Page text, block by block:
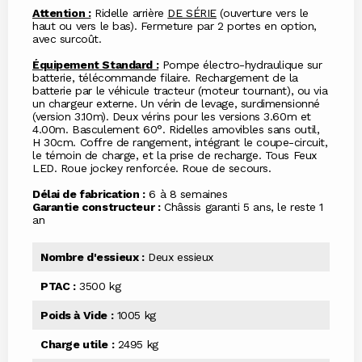
Attention :Ridelle arrière DE SÉRIE(ouverture vers le
haut ou vers le bas). Fermeture par 2 portes en option,
avec surcoût.
Équipement Standard :Pompe électro-hydraulique sur
batterie, télécommande filaire. Rechargement de la
batterie par le véhicule tracteur (moteur tournant), ou via
un chargeur externe. Un vérin de levage, surdimensionné
(version 3.10m). Deux vérins pour les versions 3.60m et
4.00m. Basculement 60°. Ridelles amovibles sans outil,
H 30cm. Coffre de rangement, intégrant le coupe-circuit,
le témoin de charge, et la prise de recharge. Tous Feux
LED. Roue jockey renforcée. Roue de secours.
Délai de fabrication :6 à 8 semaines
Garantie constructeur :Châssis garanti 5 ans, le reste 1
an
Nombre d'essieux :Deux essieux
PTAC :3500 kg
Poids à Vide :1005 kg
Charge utile :2495 kg